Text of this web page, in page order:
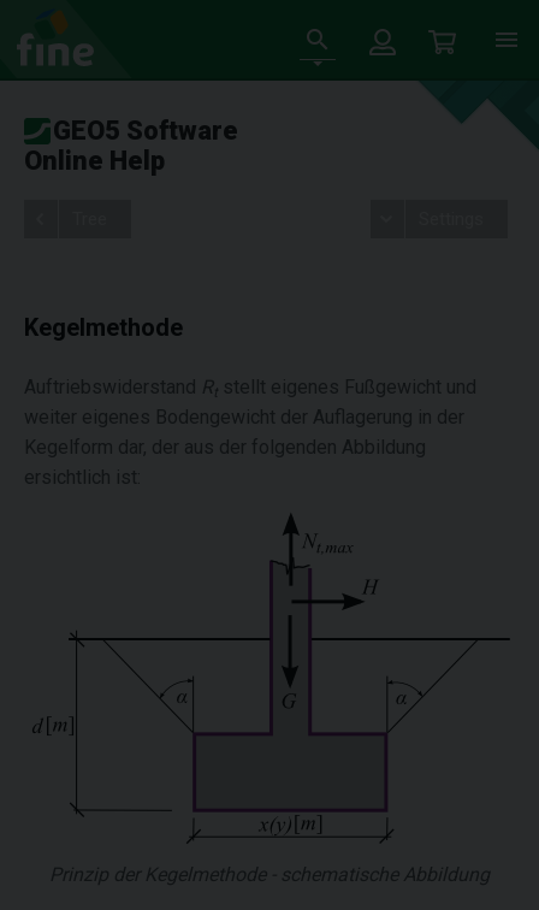
GEO5 Software
Online Help
Kegelmethode
Auftriebswiderstand Rt stellt eigenes Fußgewicht und
weiter eigenes Bodengewicht der Auflagerung in der
Kegelform dar, der aus der folgenden Abbildung
ersichtlich ist:
Prinzip der Kegelmethode - schematische Abbildung